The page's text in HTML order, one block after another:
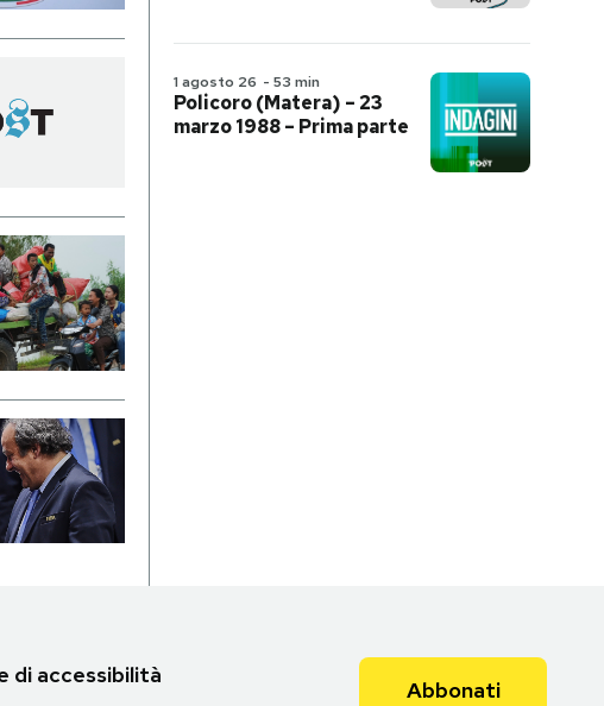
1 agosto 26 - 53 min
Policoro (Matera) – 23
marzo 1988 – Prima parte
di accessibilità
Abbonati